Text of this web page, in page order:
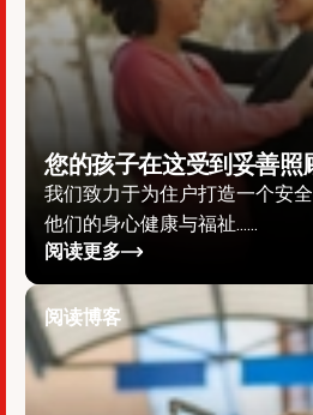
您的孩子在这受到妥善照
我们致力于为住户打造一个安
他们的身心健康与福祉……
阅读更多
阅读博客